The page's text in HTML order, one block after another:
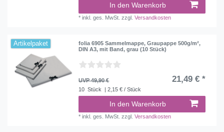
In den Warenkorb
*inkl. ges. MwSt. zzgl.Versandkosten
Artikelpaket
folia 6905 Sammelmappe, Graupappe 500g/m²,
DIN A3, mit Band, grau (10 Stück)
UVP 49,90 € 21,49 € *
10 Stück | 2,15 € / Stück
In den Warenkorb
*inkl. ges. MwSt. zzgl.Versandkosten